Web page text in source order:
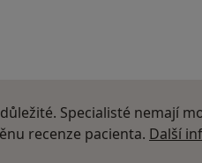
Specialisté nemají
recenze pacienta. Další